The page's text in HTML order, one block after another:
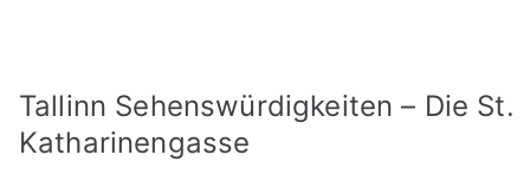
Tallinn Sehenswürdigkeiten – Die St.
Katharinengasse